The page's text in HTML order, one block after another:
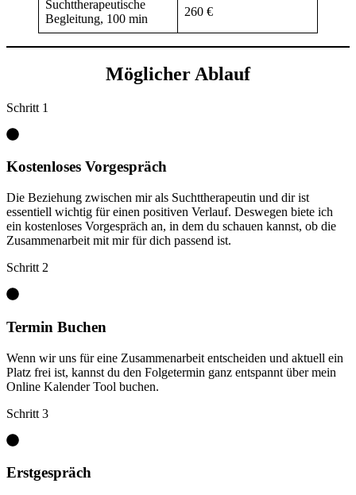
Suchttherapeutische
Begleitung, 100 min
260 €
Möglicher Ablauf
Schritt 1
Kostenloses Vorgespräch
Die Beziehung zwischen mir als Suchttherapeutin und dir ist
essentiell wichtig für einen positiven Verlauf. Deswegen biete ich
ein kostenloses Vorgespräch an, in dem du schauen kannst, ob die
Zusammenarbeit mit mir für dich passend ist.
Schritt 2
Termin Buchen
Wenn wir uns für eine Zusammenarbeit entscheiden und aktuell ein
Platz frei ist, kannst du den Folgetermin ganz entspannt über mein
Online Kalender Tool buchen.
Schritt 3
Erstgespräch